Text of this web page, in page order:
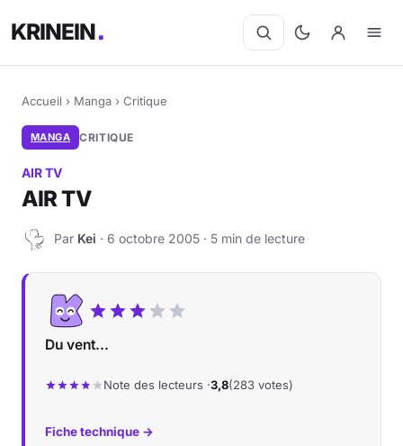
KRINEIN
Accueil › Manga › Critique
MANGA CRITIQUE
AIR TV
AIR TV
K Par Kei · 6 octobre 2005 · 5 min de lecture
Du vent...
Note des lecteurs ·3,8(283 votes)
Fiche technique →